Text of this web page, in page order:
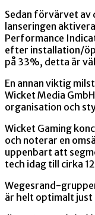
Sedan förvärvet av
lanseringen
Performance
efter installation/
på 33%, detta är
En annan viktig
Wicket Media
organisation och
Wicket Gaming
och noterar en
uppenbart att
tech idag till cirka
Wegesrand-
är helt optimalt just